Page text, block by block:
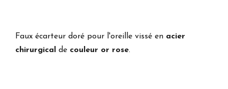
Faux écarteur doré pour l'oreille vissé en acier
chirurgical
de couleur or rose.